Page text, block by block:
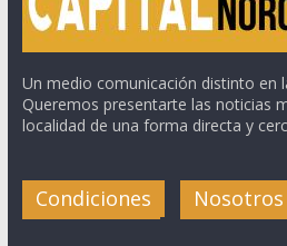
Un medio comunicación distinto en
Queremos presentarte las noticias
localidad de una forma directa y
Condiciones Nosotros